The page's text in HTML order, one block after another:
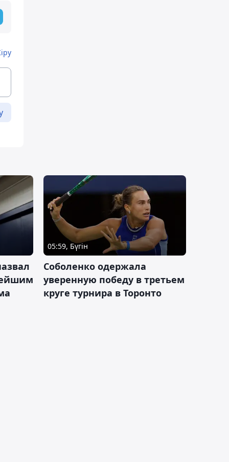
05:59, Бүгін
Соболенко одержала
уверенную победу в третьем
круге турнира в Торонто